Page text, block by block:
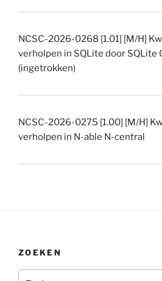
NCSC-2026-0268 [1.01] [M/H]
verholpen in SQLite door SQLite
(ingetrokken)
NCSC-2026-0275 [1.00] [M/H]
verholpen in N-able N-central
ZOEKEN